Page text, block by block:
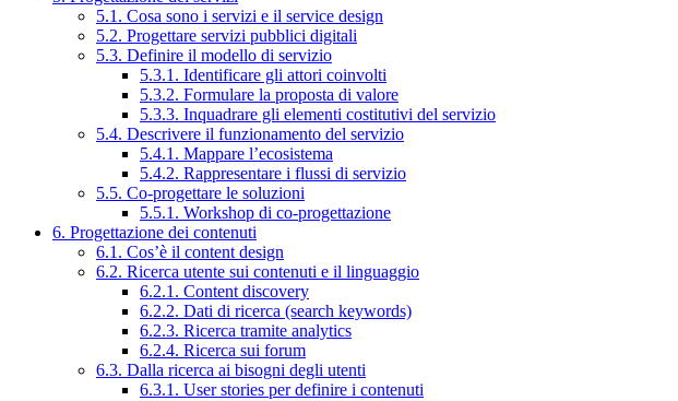
5.1. Cosa sono i servizi e il service design
5.2. Progettare servizi pubblici digitali
5.3. Definire il modello di servizio
5.3.1. Identificare gli attori coinvolti
5.3.2. Formulare la proposta di valore
5.3.3. Inquadrare gli elementi costitutivi del servizio
5.4. Descrivere il funzionamento del servizio
5.4.1. Mappare l’ecosistema
5.4.2. Rappresentare i flussi di servizio
5.5. Co-progettare le soluzioni
5.5.1. Workshop di co-progettazione
6. Progettazione dei contenuti
6.1. Cos’è il content design
6.2. Ricerca utente sui contenuti e il linguaggio
6.2.1. Content discovery
6.2.2. Dati di ricerca (search keywords)
6.2.3. Ricerca tramite analytics
6.2.4. Ricerca sui forum
6.3. Dalla ricerca ai bisogni degli utenti
6.3.1. User stories per definire i contenuti